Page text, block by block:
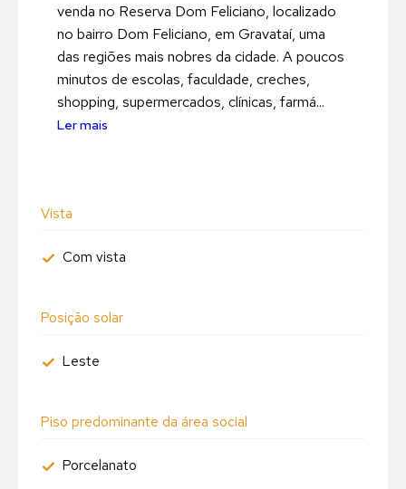
venda no Reserva Dom Feliciano, localizado
no bairro Dom Feliciano, em Gravataí, uma
das regiões mais nobres da cidade. A poucos
minutos de escolas, faculdade, creches,
shopping, supermercados, clínicas, farmá...
Ler mais
Vista
Com vista
Posição solar
Leste
Piso predominante da área social
Porcelanato